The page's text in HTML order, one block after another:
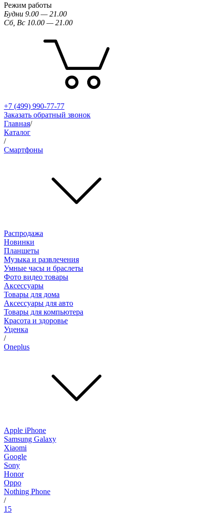
Режим работы
Будни 9.00 — 21.00
Сб, Вс 10.00 — 21.00
+7 (499) 990-77-77
Заказать обратный звонок
Главная/
Каталог
/
Смартфоны
Распродажа
Новинки
Планшеты
Музыка и развлечения
Умные часы и браслеты
Фото видео товары
Аксессуары
Товары для дома
Аксессуары для авто
Товары для компьютера
Красота и здоровье
Уценка
/
Oneplus
Apple iPhone
Samsung Galaxy
Xiaomi
Google
Sony
Honor
Oppo
Nothing Phone
/
15